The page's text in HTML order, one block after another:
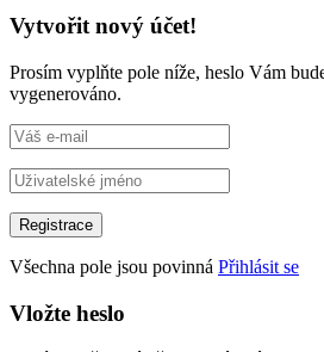
Vytvořit nový účet!
Prosím vyplňte pole níže, heslo Vám
vygenerováno.
Všechna pole jsou povinná Přihlásit se
Vložte heslo